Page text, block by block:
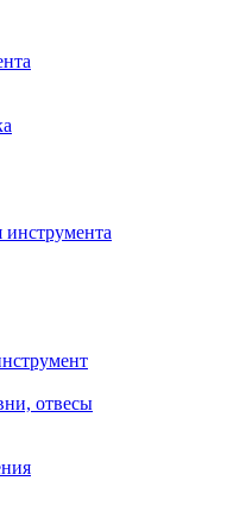
отвесы